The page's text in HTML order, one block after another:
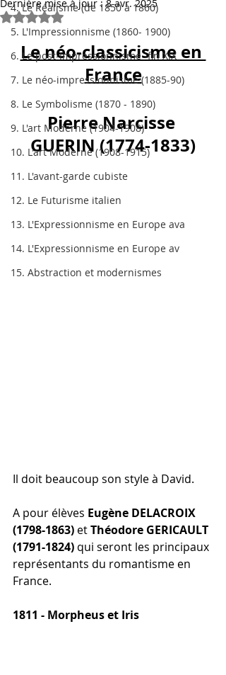
4. Le Réalisme (de 1850 à 1860)
5. L'Impressionnisme (1860- 1900)
6. Le post-Impressionnisme -fin XIX
7. Le néo-impressionnisme (1885-90)
8. Le Symbolisme (1870 - 1890)
9. L'art Moderne (1904-1908)
10. L'art Moderne (1908-1915)
11. L'avant-garde cubiste
12. Le Futurisme italien
13. L'Expressionnisme en Europe ava
14. L'Expressionnisme en Europe av
15. Abstraction et modernismes
Dernière mise à jour :8 avr. 2025
Noté NaN étoiles sur 5.
Le néo-classicisme en
France
Pierre Narcisse
GUERIN (1774-1833)
Il doit beaucoup son style à David.
A pour élèves Eugène DELACROIX
(1798-1863) et Théodore GERICAULT
(1791-1824) qui seront les principaux
représentants du romantisme en
France.
1811 - Morpheus et Iris